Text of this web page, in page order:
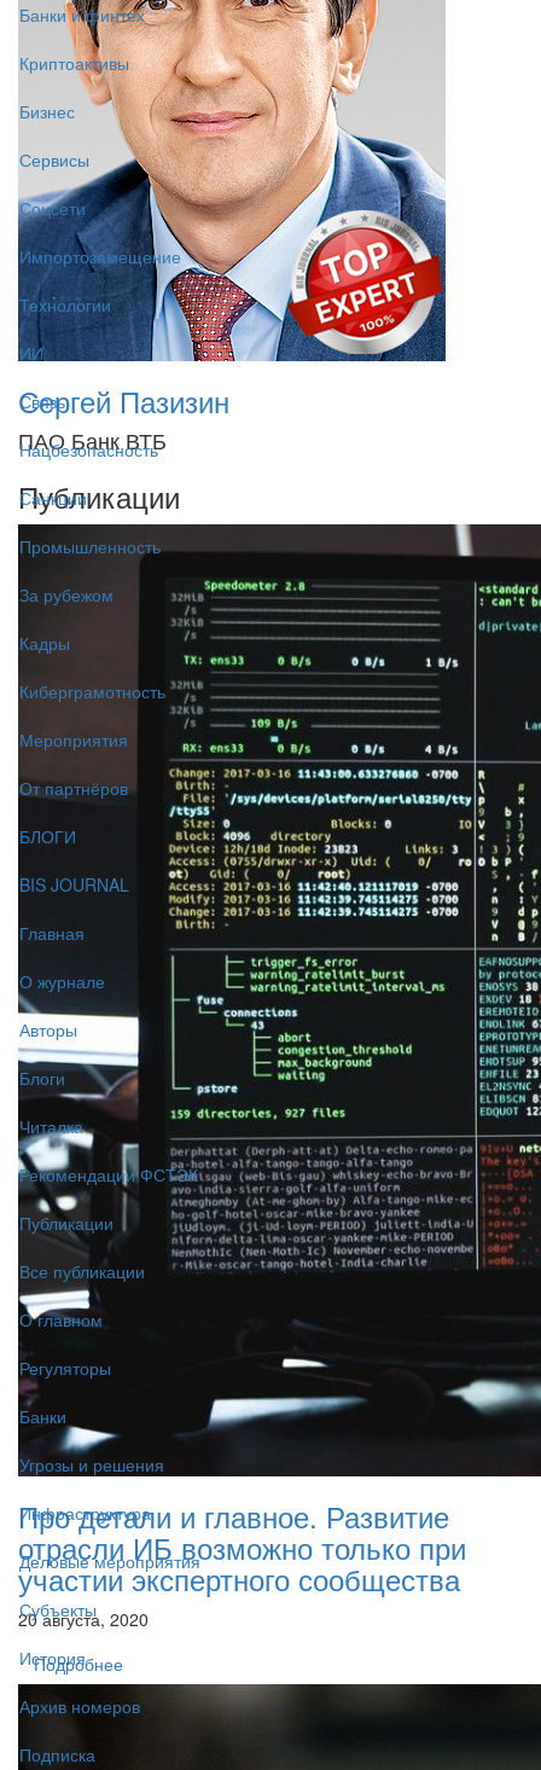
Банки и финтех
Криптоактивы
Бизнес
Сервисы
Соцсети
Импортозамещение
Технологии
ИИ
Связь
Нацбезопасность
Санкции
Промышленность
За рубежом
Кадры
Киберграмотность
Мероприятия
От партнёров
БЛОГИ
BIS JOURNAL
Главная
О журнале
Авторы
Блоги
Читалка
Рекомендации ФСТЭК
Публикации
Все публикации
О главном
Регуляторы
Банки
Угрозы и решения
Инфраструктура
Деловые мероприятия
Субъекты
История
Архив номеров
Подписка
Сергей Пазизин
ПАО Банк ВТБ
Публикации
Про детали и главное. Развитие
отрасли ИБ возможно только при
участии экспертного сообщества
20 августа, 2020
Подробнее